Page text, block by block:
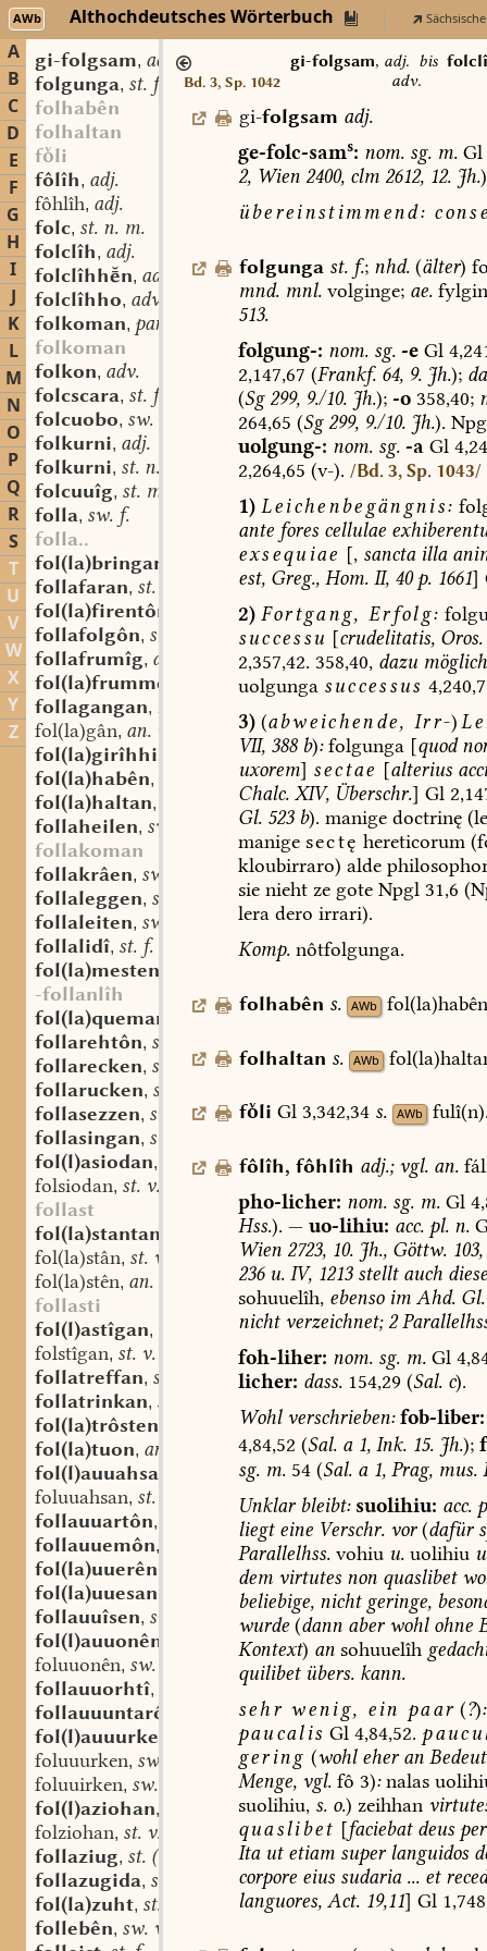
AWb Althochdeutsches Wörterbuch
A
B
C
D
E
F
G
H
I
J
K
L
M
N
O
P
Q
R
S
T
U
V
W
X
Y
Z
gi-folgsam, adj.
folgunga, st. f.
folhabên
folhaltan
fli
fôlîh, adj.
fôhlîh, adj.
folc, st. n. m.
folclîh, adj.
folclîhhn, adv.
folclîhho, adv.
folkoman, part.-adj.
folkoman
folkon, adv.
folcscara, st. f.
folcuobo, sw. m.
folkurni, adj.
folkurni, st. n.
folcuuîg, st. m.
folla, sw. f.
folla..
fol(la)bringan
follafaran, st. v.
fol(la)firentôn
follafolgôn, sw. v.
follafrumîg, adj.
fol(la)frummen
follagangan, red. v.
fol(la)gân, an. v.
fol(la)girîhhisôn
sw. v.
fol(la)habên,
fol(la)haltan,
follaheilen, sw. v.
follakoman
follakrâen, sw. v.
follaleggen, sw. v.
follaleiten, sw. v.
follalidî, st. f.
fol(la)mesten
-follanlîh
fol(la)queman
st. v.
follarehtôn, sw. v.
follarecken, sw. v.
follarucken, sw. v.
follasezzen, sw. v.
follasingan, st. v.
fol(l)asiodan,
st. v.
folsiodan, st. v.
follast
fol(la)stantan
fol(la)stân, st. v.
fol(la)stên, an. v.
follasti
fol(l)astîgan,
folstîgan, st. v.
follatreffan, st. v.
follatrinkan, st. v.
fol(la)trôsten
fol(la)tuon, an. v.
fol(l)auuahsan
foluuahsan, st. v.
follauuartôn,
follauuemôn,
fol(la)uuerên
fol(la)uuesan
follauuîsen, sw. v.
fol(l)auuonên
foluuonên, sw. v.
follauuorhtî,
follauuuntarôn
fol(l)auuurken
foluuurken, sw. v.
foluuirken, sw. v.
fol(l)aziohan,
folziohan, st. v.
follaziug, st. (m. n.?)
follazugida, st. f.
fol(la)zuht, st. f.
follebên, sw. v.
Bd. 3, Sp. 1042
gi-folgsam, adj. bis
adv.
gi-folgsam adj.
ge-folc-sams: nom.sg.m.Gl
2,Wien 2400,clm2612,12.Jh.
übereinstimmend:
folgunga st. f.; nhd. (älter)
mnd.mnl. volginge; ae.
513.
folgung-: nom.sg. -eGl
2,147,67 (Frankf.64,9.Jh.);
(Sg299,9./10. Jh.); -o358,40;
264,65 (Sg299,9./10.Jh.).
uolgung-: nom.sg. -aGl
2,264,65 (v-). /Bd. 3, Sp. 1043/
1) Leichenbegängnis:
ante forescellulae
exsequiae [, sancta illa
est,Greg.,Hom.II,40p.1661]
2) Fortgang, Erfolg:
successu [crudelitatis, Oros.
2,357,42. 358,40, dazu
uolgunga successus
3)(abweichende, Irr-)
VII, 388b):folgunga[quod
uxorem] sectae [alterius
Chalc.XIV,Überschr.] Gl
Gl.523b). manigedoctrinę
manige sectę hereticorum
kloubirraro) alde
sienieht zegoteNpgl31,6
leradero irrari).
Komp.nôtfolgunga.
folhabên s. AWb
folhaltan s. AWb
fli Gl 3,342,34 s. AWb
fôlîh, fôhlîh adj.;vgl. an.
pho-licher: nom.sg.m.Gl
Hss.). — uo-lihiu: acc.pl.n.
Wien2723, 10.Jh.,Göttw.103,
236u.IV,1213 stelltauchdiese
sohuuelîh, ebensoimAhd.
nichtverzeichnet;2
foh-liher: nom.sg.m.Gl
licher: dass. 154,29 (Sal.c).
Wohlverschrieben: fob-liber:
4,84,52 (Sal.a1,Ink.15.Jh.);
sg.m.54(Sal. a1,Prag,mus.
Unklarbleibt: suolihiu: acc.
liegteine Verschr.vor(dafür
Parallelhss.vohiu u. uolihiu
demvirtutesnonquaslibet
beliebige,nichtgeringe,
wurde(dannaberwohlohne
Kontext) an sohuuelîh
quilibetübers.kann.
sehr wenig, ein paar (?):
paucalis Gl 4,84,52.
gering (wohleher an
Menge,vgl.fô 3):nalas
suolihiu, s.o.) zeihhan
quaslibet [faciebatdeusper
Itautetiam superlanguidos
corporeeiussudaria...et
languores,Act.19,11] Gl